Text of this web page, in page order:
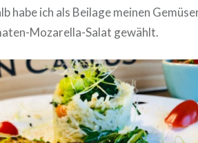
habe ich als Beilage meinen
Mozarella-Salat gewählt.